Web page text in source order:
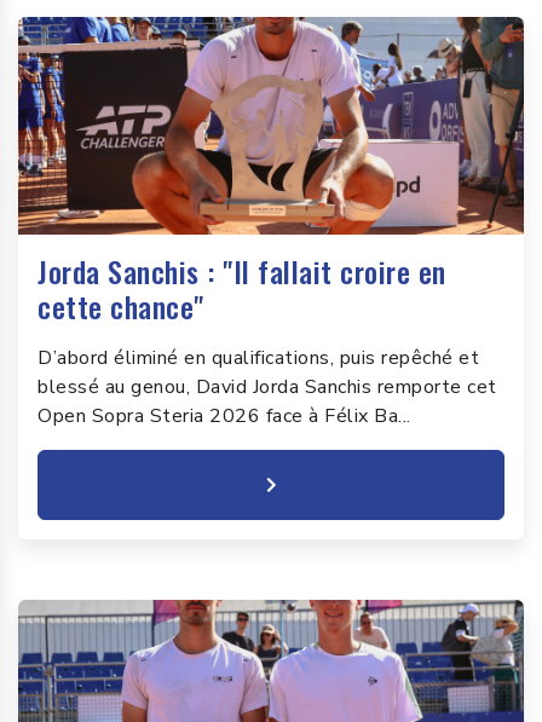
Jorda Sanchis : "Il fallait croire en
cette chance"
D’abord éliminé en qualifications, puis repêché et
blessé au genou, David Jorda Sanchis remporte cet
Open Sopra Steria 2026 face à Félix Ba...